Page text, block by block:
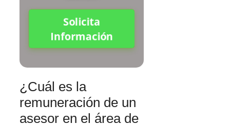
Solicita
Información
¿Cuál es la
remuneración de un
asesor en el área de